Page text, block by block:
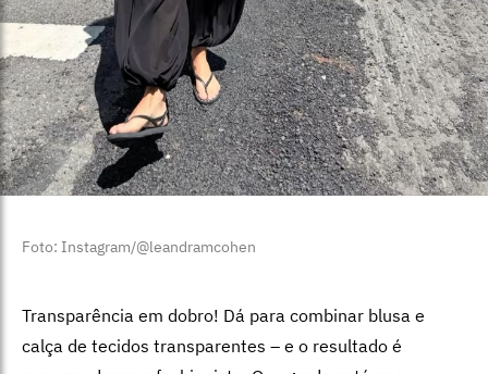
Foto: Instagram/@leandramcohen
Transparência em dobro! Dá para combinar blusa e
calça de tecidos transparentes – e o resultado é